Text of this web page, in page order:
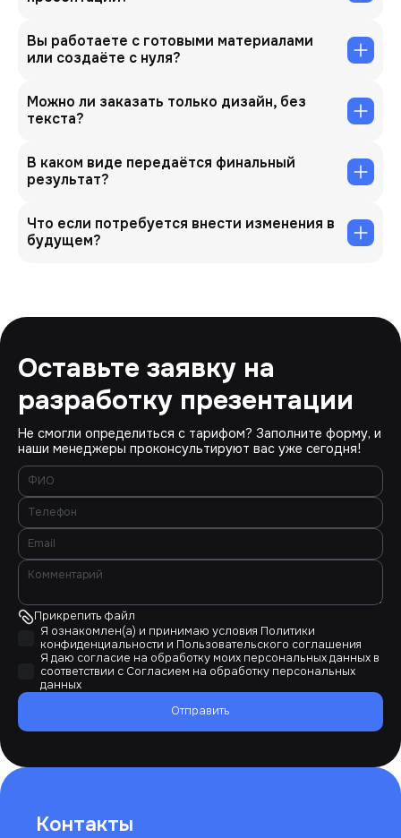
Вы работаете с готовыми материалами
или создаёте с нуля?
Можно ли заказать только дизайн, без
текста?
В каком виде передаётся финальный
результат?
Что если потребуется внести изменения в
будущем?
Оставьте заявку на
разработку презентации
Не смогли определиться с тарифом? Заполните форму, и
наши менеджеры проконсультируют вас уже сегодня!
Прикрепить файл
Я ознакомлен(а) и принимаю условия Политики
конфиденциальности и Пользовательского соглашения
Я даю согласие на обработку моих персональных данных в
соответствии с Согласием на обработку персональных
данных
Отправить
Контакты